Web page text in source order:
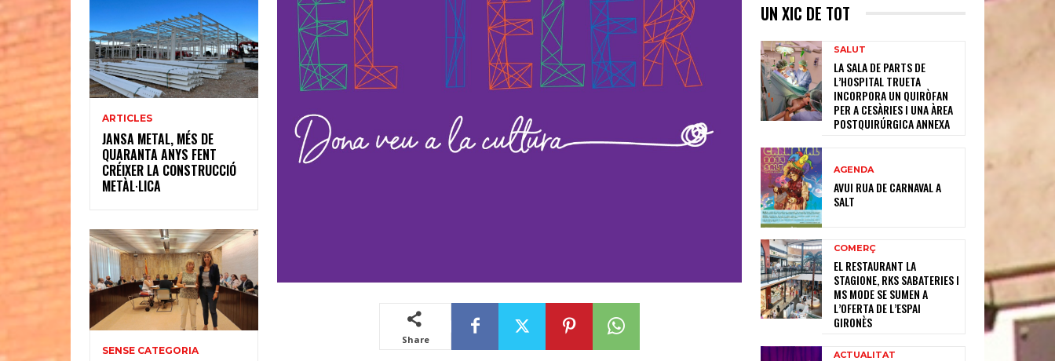
ARTICLES
JANSA METAL, MÉS DE
QUARANTA ANYS FENT
CRÉIXER LA CONSTRUCCIÓ
METÀL·LICA
SENSE CATEGORIA
Share
UN XIC DE TOT
SALUT
LA SALA DE PARTS DE
L’HOSPITAL TRUETA
INCORPORA UN QUIRÒFAN
PER A CESÀRIES I UNA ÀREA
POSTQUIRÚRGICA ANNEXA
AGENDA
AVUI RUA DE CARNAVAL A
SALT
COMERÇ
EL RESTAURANT LA
STAGIONE, RKS SABATERIES I
MS MODE SE SUMEN A
L’OFERTA DE L’ESPAI
GIRONÈS
ACTUALITAT